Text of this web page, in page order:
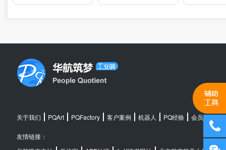
关于我们 PQArt PQFactory 客户案例 机器人 PQ经验 会员中心
友情链接：